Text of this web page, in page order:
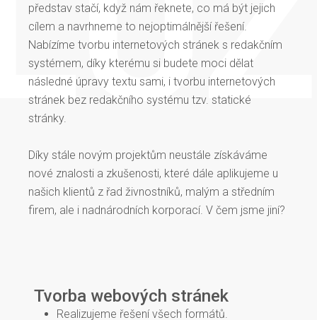
představ stačí, když nám řeknete, co má být jejich
cílem a navrhneme to nejoptimálnější řešení.
Nabízíme tvorbu internetových stránek s redakčním
systémem, díky kterému si budete moci dělat
následné úpravy textu sami, i tvorbu internetových
stránek bez redakčního systému tzv. statické
stránky.
Díky stále novým projektům neustále získáváme
nové znalosti a zkušenosti, které dále aplikujeme u
našich klientů z řad živnostníků, malým a středním
firem, ale i nadnárodních korporací. V čem jsme jiní?
Tvorba webových stránek
Realizujeme řešení všech formátů.